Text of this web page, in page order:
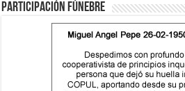
Participación fúnebre